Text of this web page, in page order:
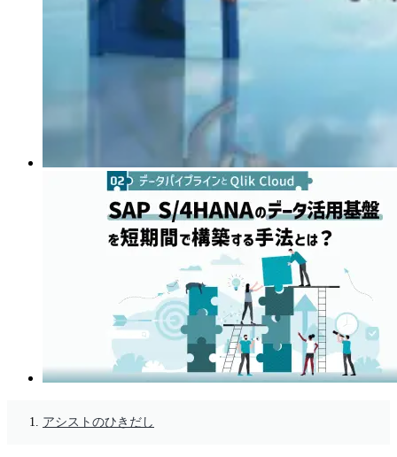
アシストのひきだし